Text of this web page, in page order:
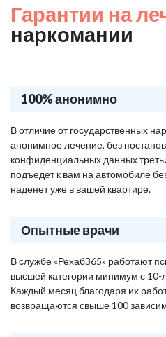
Гарантии на
наркомании
100% анонимно
В отличие от государственных
анонимное лечение, без
конфиденциальных данных
подъедет к вам на автомобиле
наденет уже в вашей квартире.
Опытные врачи
В службе «Рехаб365» работают
высшей категории минимум с
Каждый месяц благодаря их
возвращаются свыше 100